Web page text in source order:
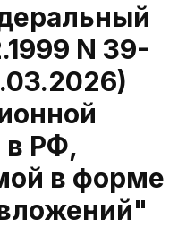
N 39-
в РФ,
в форме